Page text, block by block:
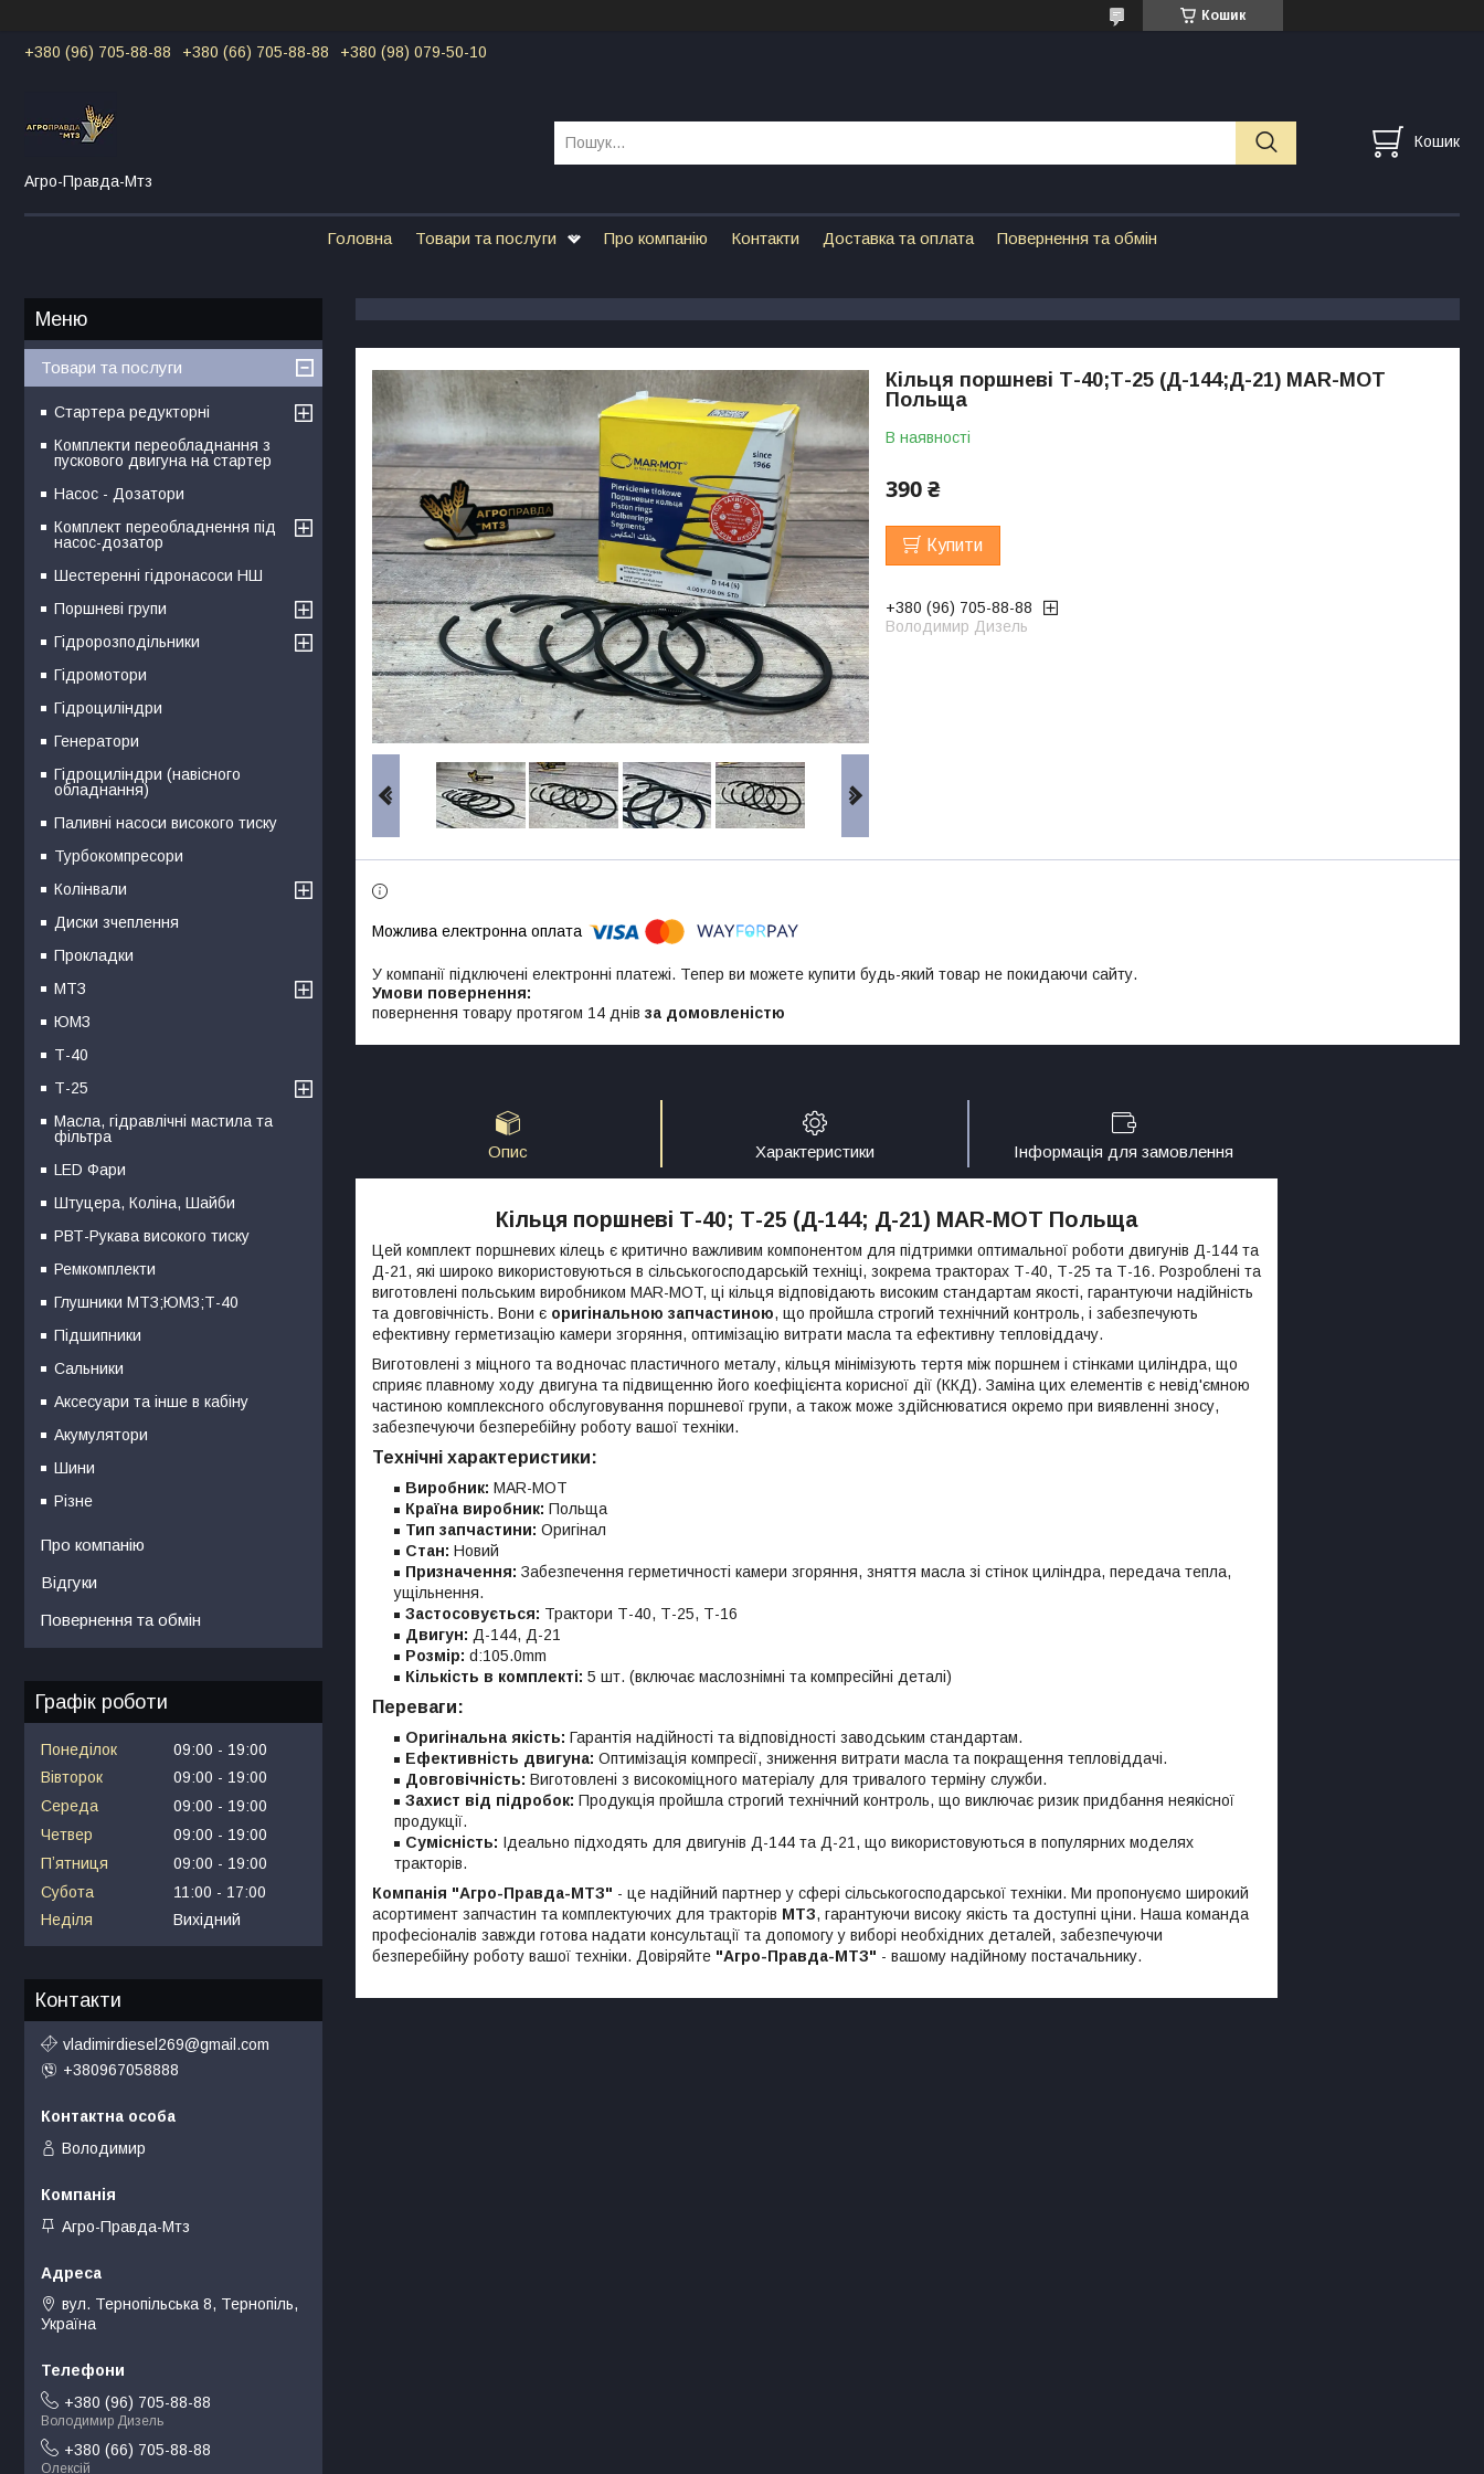
Кошик
+380 (96) 705-88-88 +380 (66) 705-88-88 +380 (98) 079-50-10
Агро-Правда-Мтз
Кошик
Головна Товари та послуги Про компанію Контакти Доставка та оплата Повернення та обмін
Кільця поршневі Т-40;Т-25 (Д-144;Д-21) MAR-MOT
Польща
В наявності
390 ₴
Купити
+380 (96) 705-88-88
Володимир Дизель
У компанії підключені електронні платежі. Тепер ви можете купити будь-який товар не покидаючи сайту.
повернення товару протягом 14 днів за домовленістю
Опис Характеристики Інформація для замовлення
Кільця поршневі Т-40; Т-25 (Д-144; Д-21) MAR-MOT Польща
Цей комплект поршневих кілець є критично важливим компонентом для підтримки оптимальної роботи двигунів Д-144 та
Д-21, які широко використовуються в сільськогосподарській техніці, зокрема тракторах Т-40, Т-25 та Т-16. Розроблені та
виготовлені польським виробником MAR-MOT, ці кільця відповідають високим стандартам якості, гарантуючи надійність
та довговічність. Вони є оригінальною запчастиною, що пройшла строгий технічний контроль, і забезпечують
ефективну герметизацію камери згоряння, оптимізацію витрати масла та ефективну тепловіддачу.
Виготовлені з міцного та водночас пластичного металу, кільця мінімізують тертя між поршнем і стінками циліндра, що
сприяє плавному ходу двигуна та підвищенню його коефіцієнта корисної дії (ККД). Заміна цих елементів є невід'ємною
частиною комплексного обслуговування поршневої групи, а також може здійснюватися окремо при виявленні зносу,
забезпечуючи безперебійну роботу вашої техніки.
Технічні характеристики:
Виробник: MAR-MOT
Країна виробник: Польща
Тип запчастини: Оригінал
Стан: Новий
Призначення: Забезпечення герметичності камери згоряння, зняття масла зі стінок циліндра, передача тепла,
ущільнення.
Застосовується: Трактори Т-40, Т-25, Т-16
Двигун: Д-144, Д-21
Розмір: d:105.0mm
Кількість в комплекті: 5 шт. (включає маслознімні та компресійні деталі)
Переваги:
Оригінальна якість: Гарантія надійності та відповідності заводським стандартам.
Ефективність двигуна: Оптимізація компресії, зниження витрати масла та покращення тепловіддачі.
Довговічність: Виготовлені з високоміцного матеріалу для тривалого терміну служби.
Захист від підробок: Продукція пройшла строгий технічний контроль, що виключає ризик придбання неякісної
продукції.
Сумісність: Ідеально підходять для двигунів Д-144 та Д-21, що використовуються в популярних моделях
тракторів.
Компанія "Агро-Правда-МТЗ" - це надійний партнер у сфері сільськогосподарської техніки. Ми пропонуємо широкий
асортимент запчастин та комплектуючих для тракторів МТЗ, гарантуючи високу якість та доступні ціни. Наша команда
професіоналів завжди готова надати консультації та допомогу у виборі необхідних деталей, забезпечуючи
безперебійну роботу вашої техніки. Довіряйте "Агро-Правда-МТЗ" - вашому надійному постачальнику.
Товари та послуги
Стартера редукторні
Комплекти переобладнання з
пускового двигуна на стартер
Насос - Дозатори
Комплект переобладнення під
насос-дозатор
Шестеренні гідронасоси НШ
Поршневі групи
Гідророзподільники
Гідромотори
Гідроциліндри
Генератори
Гідроциліндри (навісного
обладнання)
Паливні насоси високого тиску
Турбокомпресори
Колінвали
Диски зчеплення
Прокладки
МТЗ
ЮМЗ
Т-40
Т-25
Масла, гідравлічні мастила та
фільтра
LED Фари
Штуцера, Коліна, Шайби
РВТ-Рукава високого тиску
Ремкомплекти
Глушники МТЗ;ЮМЗ;Т-40
Підшипники
Сальники
Аксесуари та інше в кабіну
Акумулятори
Шини
Різне
Про компанію
Відгуки
Повернення та обмін
Графік роботи
Понеділок 09:00
19:00
Вівторок
09:00
19:00
Середа
09:00
19:00
Четвер
09:00
19:00
Пʼятниця
09:00
19:00
Субота
11:00
17:00
Неділя
Вихідний
Контакти
vladimirdiesel269@gmail.com
+380967058888
Володимир
Агро-Правда-Мтз
вул. Тернопільська 8, Тернопіль,
Україна
+380 (96) 705-88-88
Володимир Дизель
+380 (66) 705-88-88
Олексій